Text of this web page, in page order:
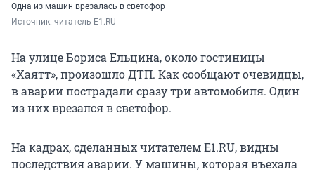
Одна из машин врезалась в светофор
Источник: читатель E1.RU
На улице Бориса Ельцина, около гостиницы
«Хаятт», произошло ДТП. Как сообщают очевидцы,
в аварии пострадали сразу три автомобиля. Один
из них врезался в светофор.
На кадрах, сделанных читателем E1.RU, видны
последствия аварии. У машины, которая въехала